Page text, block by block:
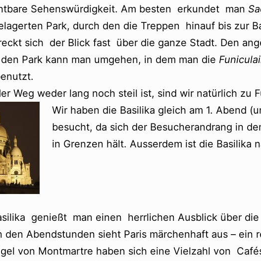
Sehenswürdigkeit. Am besten erkundet man
Park, durch den die Treppen hinauf bis zur
sich der Blick fast über die ganze Stadt. Den
Park kann man umgehen, in dem man die
Weg weder lang noch steil ist, sind wir natürlich zu
Wir haben die Basilika gleich am 1. Abend
besucht, da sich der Besucherandrang in
in Grenzen hält. Ausserdem ist die Basilika
genießt man einen herrlichen Ausblick über
den Abendstunden sieht Paris märchenhaft aus – ein
von Montmartre haben sich eine Vielzahl von